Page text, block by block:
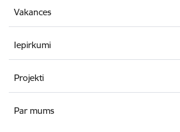
Vakances
Iepirkumi
Projekti
Par mums